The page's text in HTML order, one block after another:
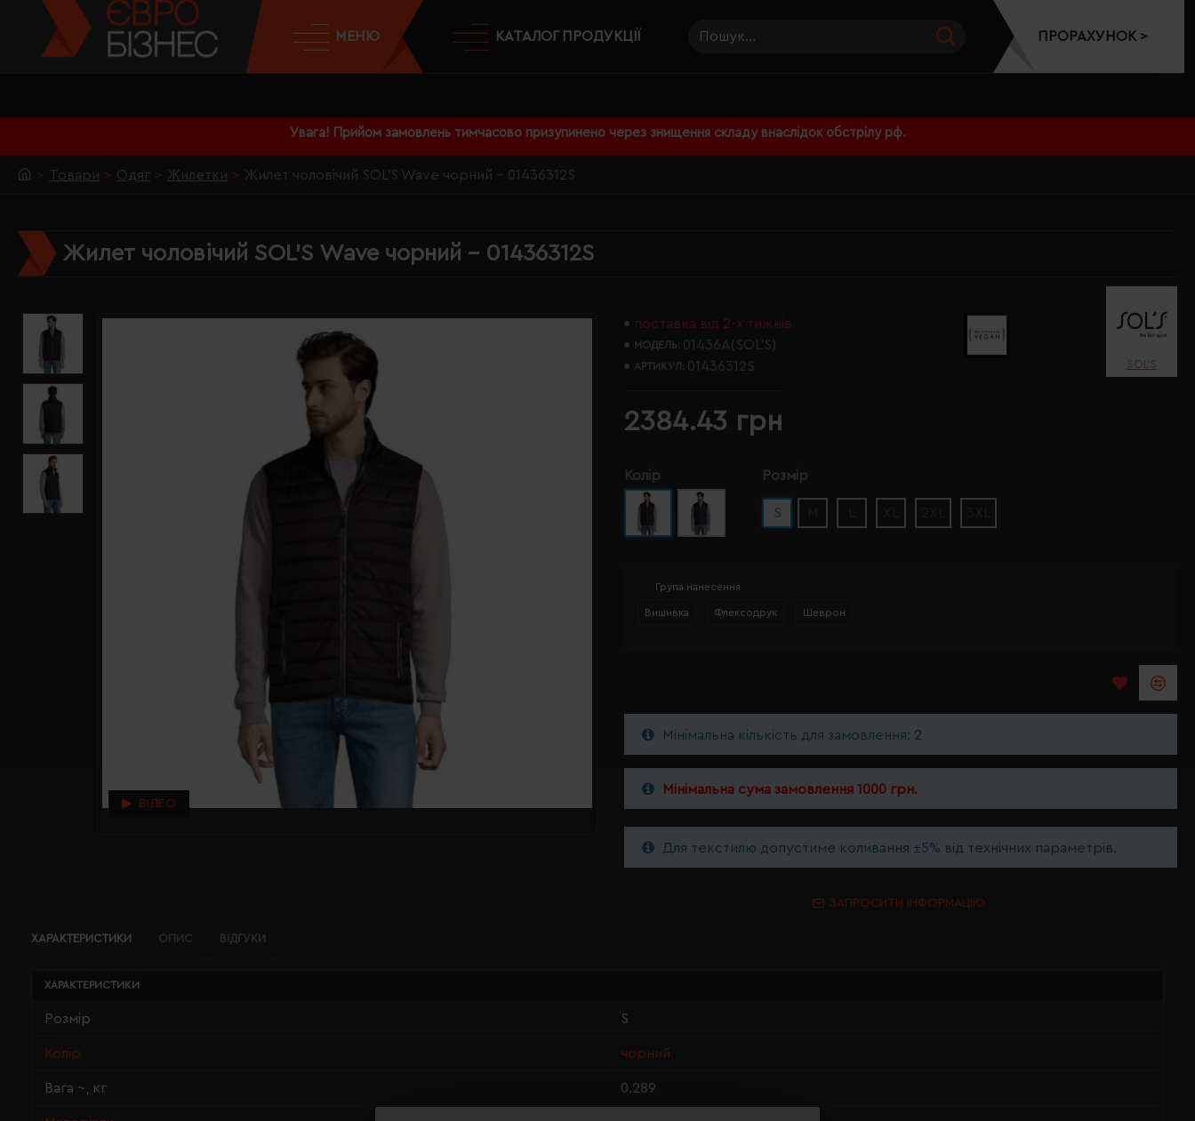
Увага! Прийом замовлень тимчасово призупинено через знищення складу внаслідок обстрілу рф.
МЕНЮ КАТАЛОГ ПРОДУКЦІЇ ПРОРАХУНОК >
Товари Одяг Жилетки Жилет чоловічий SOL'S Wave чорний - 01436312S
Жилет чоловічий SOL'S Wave чорний - 01436312S
ВІДЕО
поставка від 2-х тижнів
МОДЕЛЬ: 01436A(SOL’S)
АРТИКУЛ: 01436312S SOL’S
2384.43 грн
Колір Розмір
S
Група нанесення
Вишивка Флексодрук Шеврон
Мінімальна кількість для замовлення: 2
Мінімальна сума замовлення 1000 грн.
Для текстилю допустиме коливання ±5% від технічних параметрів.
ЗАПРОСИТИ ІНФОРМАЦІЮ
ХАРАКТЕРИСТИКИ ОПИС ВІДГУКИ
ХАРАКТЕРИСТИКИ
Розмір S
Колір чорний
Вага ~, кг 0.289